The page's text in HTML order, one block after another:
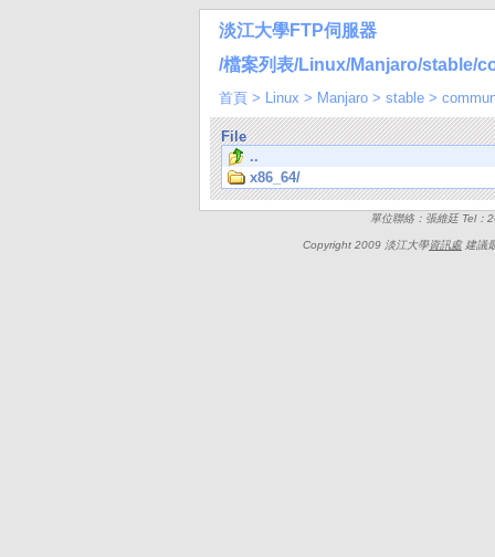
淡江大學FTP伺服器
/檔案列表/Linux/Manjaro/stable/
首頁 > Linux > Manjaro > stable >
File
..
x86_64/
單位聯絡：張維廷 Tel
Copyright 2009 淡江大學資訊處建議